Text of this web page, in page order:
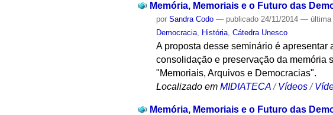
Memória, Memoriais e o Futuro das
porSandra Codo — publicado 24/11/2014—
Democracia, História,Cátedra Unesco
A proposta desse seminário é
consolidação e preservação da memória
"Memoriais, Arquivos e Democracias".
Localizado em MIDIATECA /Vídeos /
Memória, Memoriais e o Futuro das